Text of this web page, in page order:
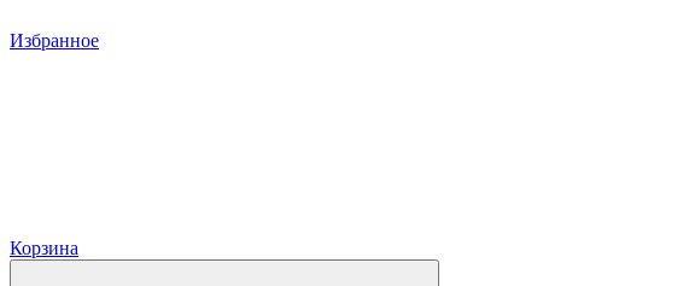
Избранное
Корзина